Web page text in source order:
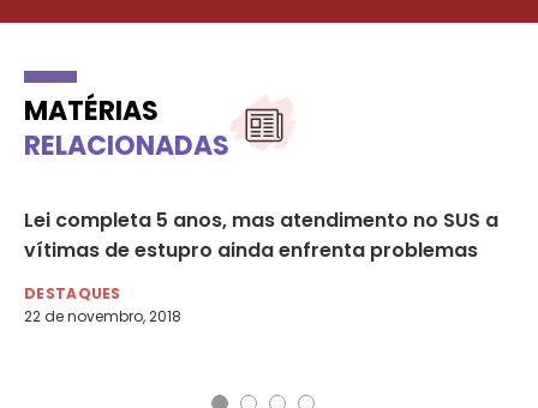
MATÉRIAS
RELACIONADAS
Lei completa 5 anos, mas atendimento no SUS a
vítimas de estupro ainda enfrenta problemas
DESTAQUES
22 de novembro, 2018